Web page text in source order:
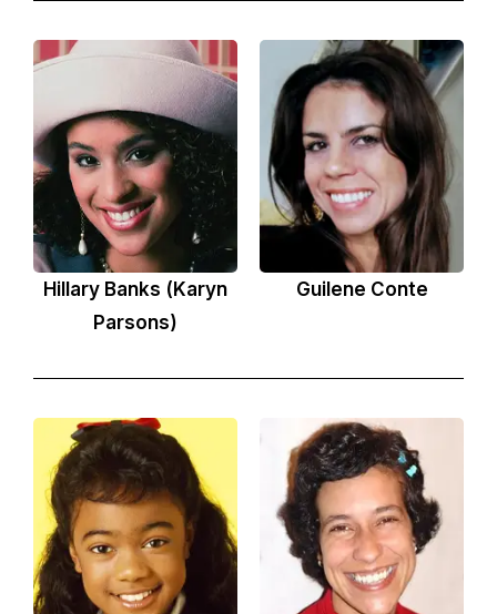
Hillary Banks (Karyn
Parsons)
Guilene Conte